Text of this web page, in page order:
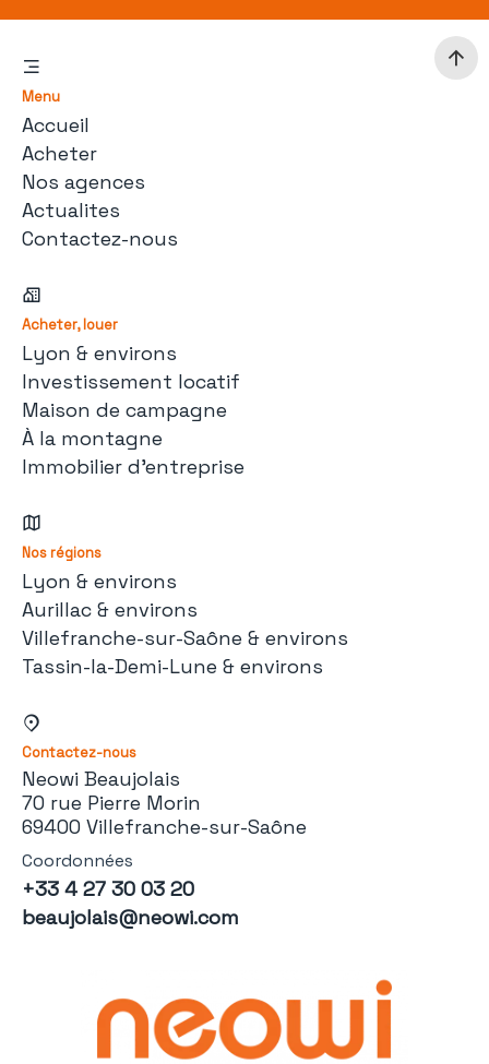
Menu
Accueil
Acheter
Nos agences
Actualites
Contactez-nous
Acheter, louer
Lyon & environs
Investissement locatif
Maison de campagne
À la montagne
Immobilier d'entreprise
Nos régions
Lyon & environs
Aurillac & environs
Villefranche-sur-Saône & environs
Tassin-la-Demi-Lune & environs
Contactez-nous
Neowi Beaujolais
70 rue Pierre Morin
69400 Villefranche-sur-Saône
Coordonnées
+33 4 27 30 03 20
beaujolais@neowi.com